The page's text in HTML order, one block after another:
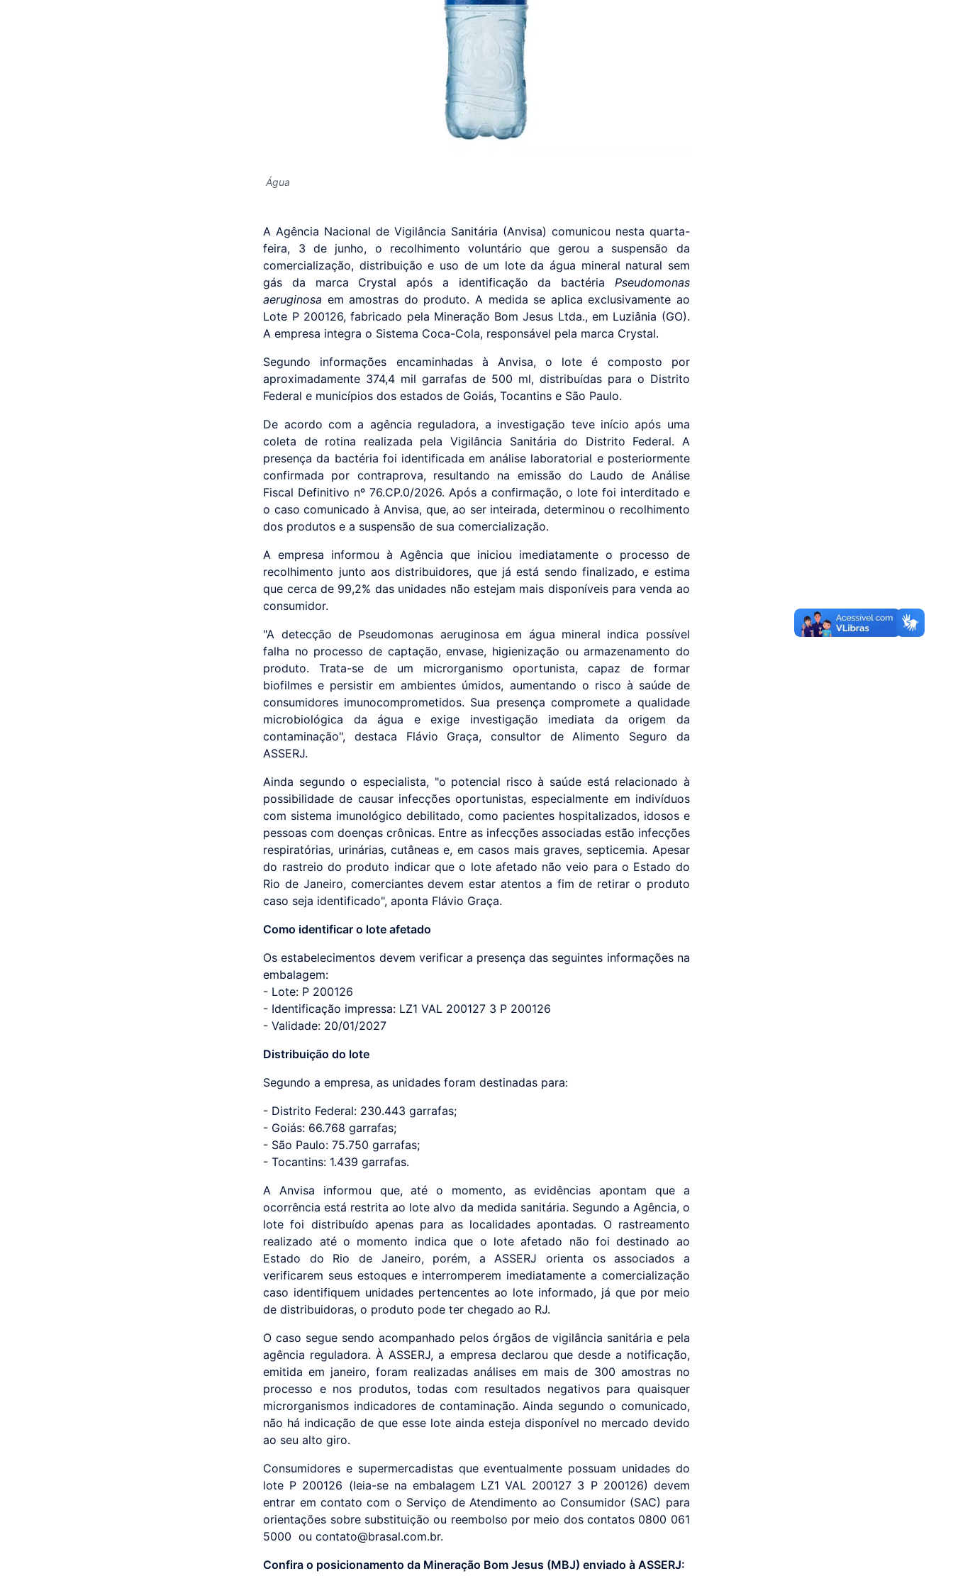
Água
A Agência Nacional de Vigilância Sanitária (Anvisa) comunicou nesta quarta-
feira, 3 de junho, o recolhimento voluntário que gerou a suspensão da
comercialização, distribuição e uso de um lote da água mineral natural sem
gás da marca Crystal após a identificação da bactéria Pseudomonas
aeruginosa em amostras do produto. A medida se aplica exclusivamente ao
Lote P 200126, fabricado pela Mineração Bom Jesus Ltda., em Luziânia (GO).
A empresa integra o Sistema Coca-Cola, responsável pela marca Crystal.
Segundo informações encaminhadas à Anvisa, o lote é composto por
aproximadamente 374,4 mil garrafas de 500 ml, distribuídas para o Distrito
Federal e municípios dos estados de Goiás, Tocantins e São Paulo.
De acordo com a agência reguladora, a investigação teve início após uma
coleta de rotina realizada pela Vigilância Sanitária do Distrito Federal. A
presença da bactéria foi identificada em análise laboratorial e posteriormente
confirmada por contraprova, resultando na emissão do Laudo de Análise
Fiscal Definitivo nº 76.CP.0/2026. Após a confirmação, o lote foi interditado e
o caso comunicado à Anvisa, que, ao ser inteirada, determinou o recolhimento
dos produtos e a suspensão de sua comercialização.
A empresa informou à Agência que iniciou imediatamente o processo de
recolhimento junto aos distribuidores, que já está sendo finalizado, e estima
que cerca de 99,2% das unidades não estejam mais disponíveis para venda ao
consumidor.
"A detecção de Pseudomonas aeruginosa em água mineral indica possível
falha no processo de captação, envase, higienização ou armazenamento do
produto. Trata-se de um microrganismo oportunista, capaz de formar
biofilmes e persistir em ambientes úmidos, aumentando o risco à saúde de
consumidores imunocomprometidos. Sua presença compromete a qualidade
microbiológica da água e exige investigação imediata da origem da
contaminação", destaca Flávio Graça, consultor de Alimento Seguro da
ASSERJ.
Ainda segundo o especialista, "o potencial risco à saúde está relacionado à
possibilidade de causar infecções oportunistas, especialmente em indivíduos
com sistema imunológico debilitado, como pacientes hospitalizados, idosos e
pessoas com doenças crônicas. Entre as infecções associadas estão infecções
respiratórias, urinárias, cutâneas e, em casos mais graves, septicemia. Apesar
do rastreio do produto indicar que o lote afetado não veio para o Estado do
Rio de Janeiro, comerciantes devem estar atentos a fim de retirar o produto
caso seja identificado", aponta Flávio Graça.
Como identificar o lote afetado
Os estabelecimentos devem verificar a presença das seguintes informações na
embalagem:
- Lote: P 200126
- Identificação impressa: LZ1 VAL 200127 3 P 200126
- Validade: 20/01/2027
Distribuição do lote
Segundo a empresa, as unidades foram destinadas para:
- Distrito Federal: 230.443 garrafas;
- Goiás: 66.768 garrafas;
- São Paulo: 75.750 garrafas;
- Tocantins: 1.439 garrafas.
A Anvisa informou que, até o momento, as evidências apontam que a
ocorrência está restrita ao lote alvo da medida sanitária. Segundo a Agência, o
lote foi distribuído apenas para as localidades apontadas. O rastreamento
realizado até o momento indica que o lote afetado não foi destinado ao
Estado do Rio de Janeiro, porém, a ASSERJ orienta os associados a
verificarem seus estoques e interromperem imediatamente a comercialização
caso identifiquem unidades pertencentes ao lote informado, já que por meio
de distribuidoras, o produto pode ter chegado ao RJ.
O caso segue sendo acompanhado pelos órgãos de vigilância sanitária e pela
agência reguladora. À ASSERJ, a empresa declarou que desde a notificação,
emitida em janeiro, foram realizadas análises em mais de 300 amostras no
processo e nos produtos, todas com resultados negativos para quaisquer
microrganismos indicadores de contaminação. Ainda segundo o comunicado,
não há indicação de que esse lote ainda esteja disponível no mercado devido
ao seu alto giro.
Consumidores e supermercadistas que eventualmente possuam unidades do
lote P 200126 (leia-se na embalagem LZ1 VAL 200127 3 P 200126) devem
entrar em contato com o Serviço de Atendimento ao Consumidor (SAC) para
orientações sobre substituição ou reembolso por meio dos contatos 0800 061
5000 ou contato@brasal.com.br.
Confira o posicionamento da Mineração Bom Jesus (MBJ) enviado à ASSERJ: